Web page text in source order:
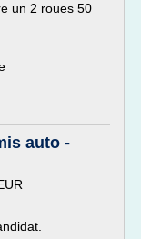
un 2 roues 50
auto -